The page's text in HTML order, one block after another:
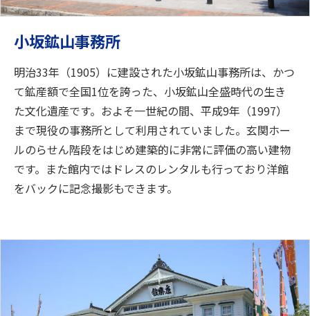
小坂鉱山事務所
明治33年（1905）に建設された小坂鉱山事務所は、かつ
て鉱産額で全国1位を誇った、小坂鉱山全盛時代の生き
た文化遺産です。およそ一世紀の間、平成9年（1997）
まで現役の事務所として利用されていました。玄関ホー
ルのらせん階段をはじめ建築的に非常に評価の高い建物
です。また館内ではドレスのレンタルも行っており洋館
をバックに記念撮影もできます。